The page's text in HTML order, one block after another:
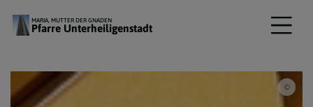
MARIA, MUTTER DER GNADEN
Pfarre Unterheiligenstadt